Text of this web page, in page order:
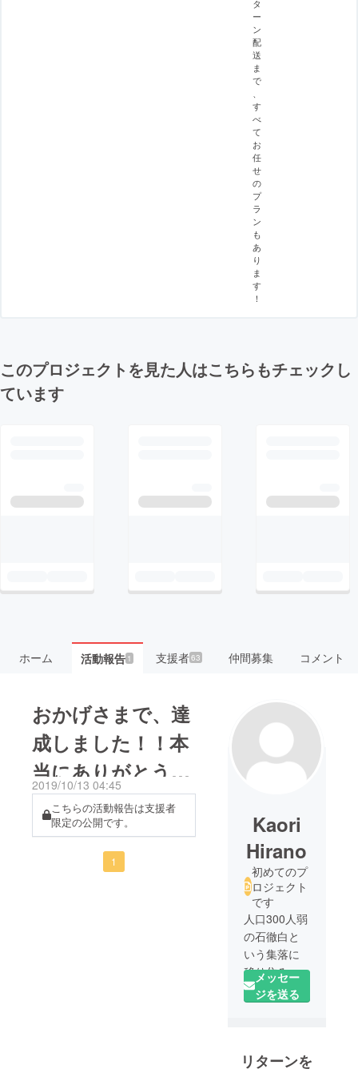
タ
ー
ン
配
送
ま
で
す
べ
て
お
任
せ
の
プ
ラ
ン
も
あ
り
ま
す
！
このプロジェクトを見た人はこちらもチェックし
ています
ホーム 活動報告1 支援者63 仲間募集 コメント
おかげさまで、達
成しました！！本
当にありがとうご
ざいました！！
2019/10/13 04:45
こちらの活動報告は支援者
限定の公開です。
1
Kaori
Hirano
初めてのプ
ロジェクト
です
人口300人弱
の石徹白と
いう集落に
移り住み、
ものを書く
こと・服を
暮らしてい
メッセー
ジを送る
リターンを